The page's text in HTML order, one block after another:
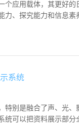
应用载体，其更好
能力、探究能力和信
系统
别是融合了声、光
可以把资料展示部